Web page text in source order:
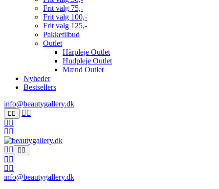
Frit valg 75,-
Frit valg 100,-
Frit valg 125,-
Pakketilbud
Outlet
Hårpleje Outlet
Hudpleje Outlet
Mænd Outlet
Nyheder
Bestsellers
info@beautygallery.dk
info@beautygallery.dk